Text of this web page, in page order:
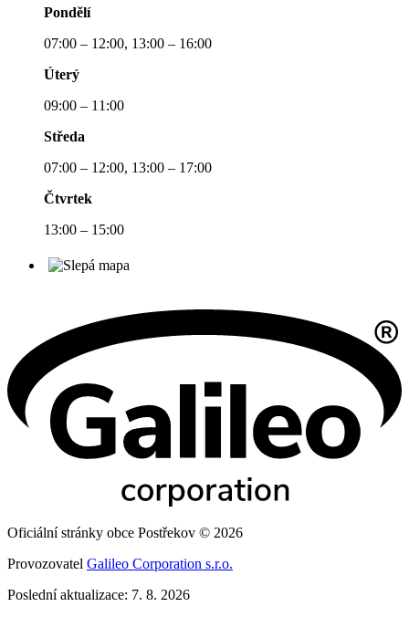
Pondělí
07:00 – 12:00, 13:00 – 16:00
Úterý
09:00 – 11:00
Středa
07:00 – 12:00, 13:00 – 17:00
Čtvrtek
13:00 – 15:00
Oficiální stránky obce Postřekov © 2026
Provozovatel Galileo Corporation s.r.o.
Poslední aktualizace: 7. 8. 2026